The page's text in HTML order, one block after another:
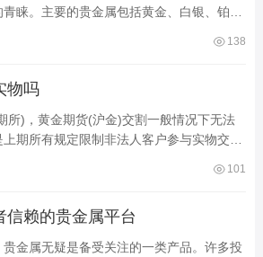
睐。主要的贵金属包括黄金、白银、铂金
138
物吗
所)，黄金期货(沪金)交割一般情况下无法
期所有规定限制非法人客户参与实物交
101
信赖的贵金属平台
金属无疑是备受关注的一类产品。许多投